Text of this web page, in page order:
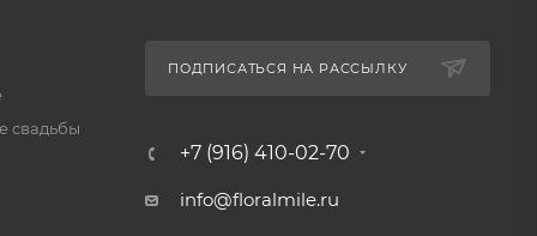
свадьбы
ПОДПИСАТЬСЯ НА РАССЫЛКУ
+7 (916) 410-02-70
info@floralmile.ru